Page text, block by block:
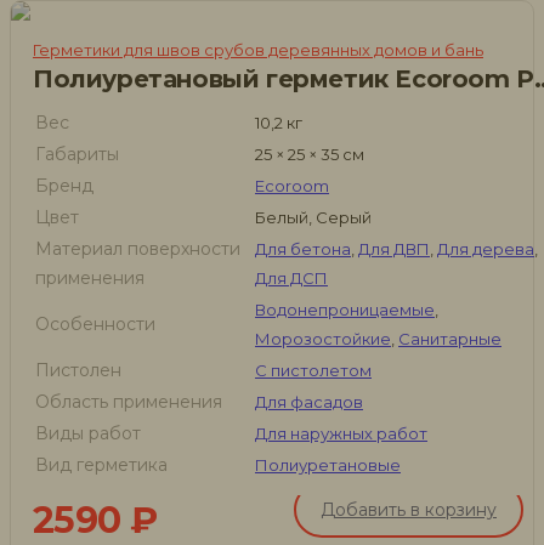
Герметики для швов срубов деревянных домов и бань
Вес 10,2 кг
Габариты 25 × 25 × 35 см
Бренд Ecoroom
Цвет Белый, Серый
Материал поверхности
применения
Для бетона,Для ДВП,Для дерева,
Для ДСП
Особенности
Водонепроницаемые,
Морозостойкие, Санитарные
Пистолен С пистолетом
Область применения Для фасадов
Виды работ Для наружных работ
Вид герметика Полиуретановые
2590 ₽ Добавить в корзину